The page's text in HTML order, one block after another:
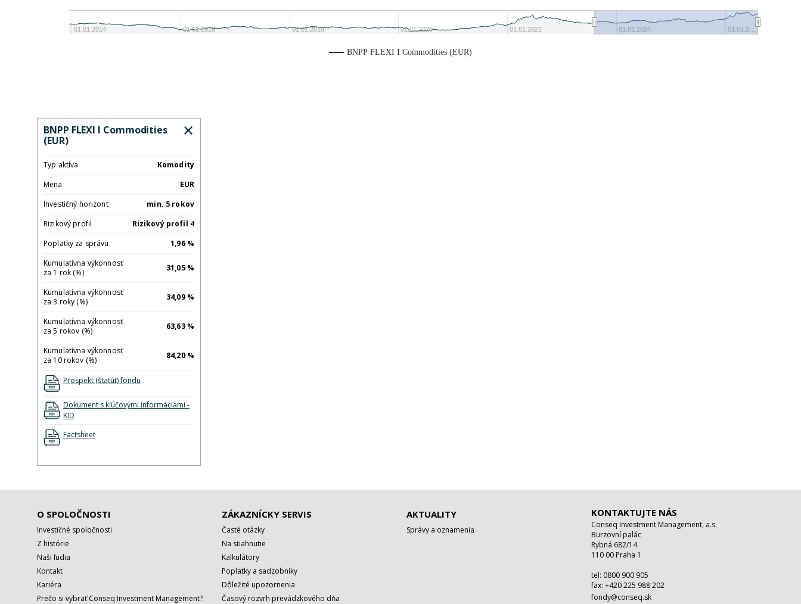
01.01.2014 01.01.2016 01.01.2018 01.01.2020 01.01.2022 01.01.2024 01.01.2…
BNPP FLEXI I Commodities (EUR)
BNPP FLEXI I Commodities
(EUR)
Typ aktíva
Komodity
Mena
EUR
Investičný horizont
min. 5 rokov
Rizikový profil
Rizikový profil 4
Poplatky za správu
1,96 %
Kumulatívna výkonnosť
za 1 rok (%)
31,05 %
Kumulatívna výkonnosť
za 3 roky (%)
34,09 %
Kumulatívna výkonnosť
za 5 rokov (%)
63,63 %
Kumulatívna výkonnosť
za 10 rokov (%)
84,20 %
Prospekt (štatút) fondu
Dokument s kľúčovými informáciami -
KID
Factsheet
O SPOLOČNOSTI
Investičné spoločnosti
Z histórie
Naši ľudia
Kontakt
Kariéra
Prečo si vybrať Conseq Investment Management?
ZÁKAZNÍCKY SERVIS
Časté otázky
Na stiahnutie
Kalkulátory
Poplatky a sadzobníky
Dôležité upozornenia
Časový rozvrh prevádzkového dňa
AKTUALITY
Správy a oznamenia
KONTAKTUJTE NÁS
Conseq Investment Management, a.s.
Burzovní palác
Rybná 682/14
110 00 Praha 1
tel: 0800 900 905
fax: +420 225 988 202
fondy@conseq.sk